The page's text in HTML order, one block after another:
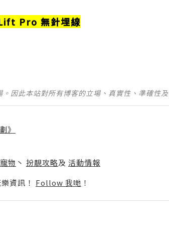
Pro 無針埋線
因此本站對所有博客的立場、真實性、準確性
》
寵物 丶 扮靚攻略及 活動情報
資訊！ Follow 我哋 ！